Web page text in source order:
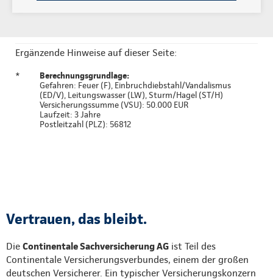
Ergänzende Hinweise auf dieser Seite:
*
Berechnungsgrundlage:
Gefahren: Feuer (F), Einbruchdiebstahl/Vandalismus
(ED/V), Leitungswasser (LW), Sturm/Hagel (ST/H)
Versicherungssumme (VSU): 50.000 EUR
Laufzeit: 3 Jahre
Postleitzahl (PLZ): 56812
Vertrauen, das bleibt.
Die Continentale Sachversicherung AG ist Teil des
Continentale Versicherungsverbundes, einem der großen
deutschen Versicherer. Ein typischer Versicherungskonzern